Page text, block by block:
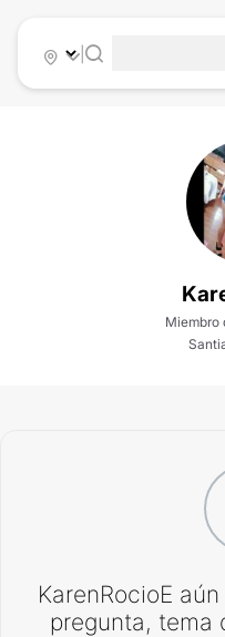
|
Miembro
KarenRocioE
pregunta, tema